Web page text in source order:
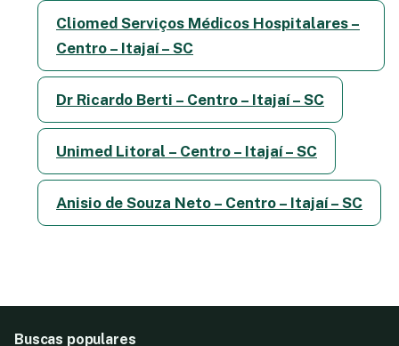
Cliomed Serviços Médicos Hospitalares –
Centro – Itajaí – SC
Dr Ricardo Berti – Centro – Itajaí – SC
Unimed Litoral – Centro – Itajaí – SC
Anisio de Souza Neto – Centro – Itajaí – SC
Buscas populares